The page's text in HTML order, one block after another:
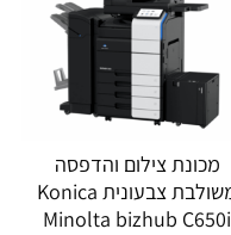
מכונת צילום והדפסה
משולבת צבעונית Konica
Minolta bizhub C650i